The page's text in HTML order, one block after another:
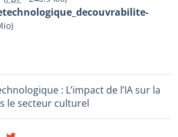
)
: L’impact de l’IA sur la
le secteur culturel